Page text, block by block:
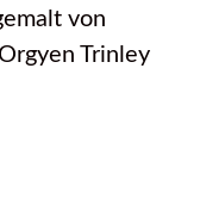
von
Trinley